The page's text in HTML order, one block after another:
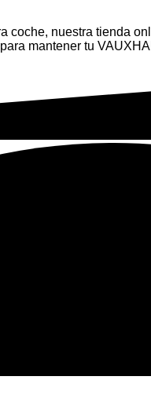
nuestra tienda
mantener tu